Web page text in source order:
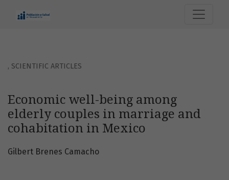
, SCIENTIFIC ARTICLES
Economic well-being among
elderly couples in marriage and
cohabitation in Mexico
Gilbert Brenes Camacho